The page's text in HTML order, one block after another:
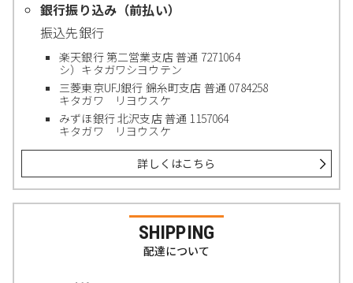
銀行振り込み（前払い）
振込先銀行
楽天銀行 第二営業支店 普通 7271064
シ）キタガワシヨウテン
三菱東京UFJ銀行 錦糸町支店 普通 0784258
キタガワ リヨウスケ
みずほ銀行 北沢支店 普通 1157064
キタガワ リヨウスケ
詳しくはこちら
SHIPPING
配達について